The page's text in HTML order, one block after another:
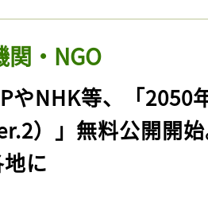
関・NGO
やNHK等、「2050
）」無料公開開
に